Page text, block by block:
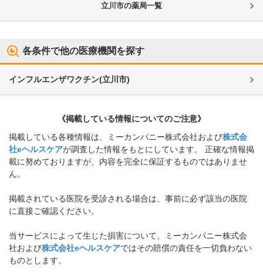
立川市の薬局一覧
各条件で他の医療機関を探す
インフルエンザワクチン(立川市)
《掲載している情報についてのご注意》
掲載している各種情報は、ミーカンパニー株式会社および株式会
社eヘルスケアが調査した情報をもとにしています。 正確な情報掲
載に努めておりますが、内容を完全に保証するものではありませ
ん。
掲載されている医院を受診される場合は、事前に必ず該当の医院
に直接ご確認ください。
当サービスによって生じた損害について、ミーカンパニー株式会
社および株式会社eヘルスケアではその賠償の責任を一切負わない
ものとします。